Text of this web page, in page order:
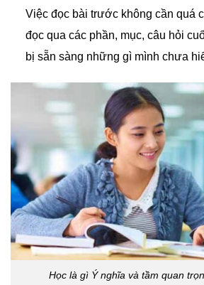
Việc đọc bài trước không cần quá
đọc qua các phần, mục, câu hỏi
bị sẵn sàng những gì mình chưa
Học là gì Ý nghĩa và tầm quan